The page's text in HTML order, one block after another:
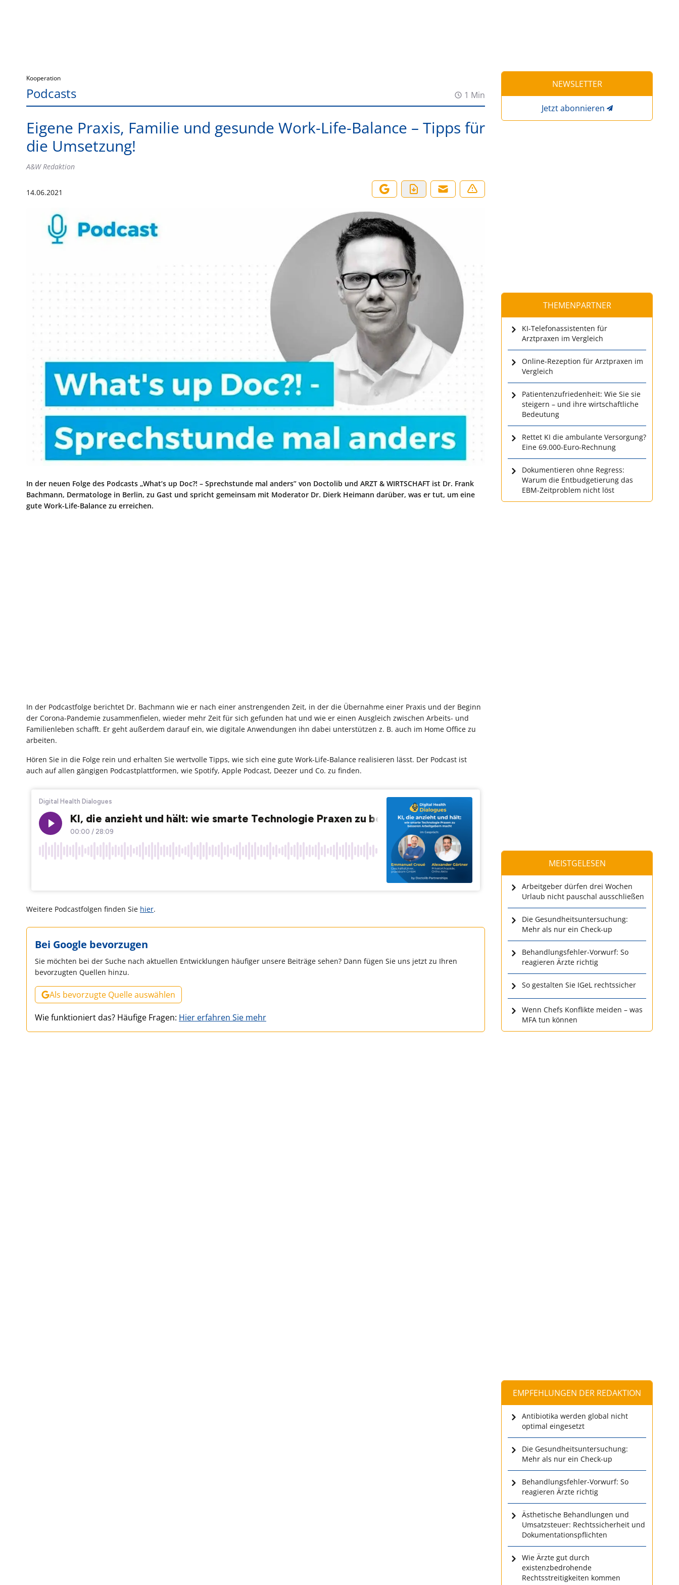
Kooperation
Podcasts 1 Min
Eigene Praxis, Familie und gesunde Work-Life-Balance – Tipps für
die Umsetzung!
A&W Redaktion
14.06.2021
In der neuen Folge des Podcasts „What’s up Doc?! – Sprechstunde mal anders” von Doctolib und ARZT & WIRTSCHAFT ist Dr. Frank
Bachmann, Dermatologe in Berlin, zu Gast und spricht gemeinsam mit Moderator Dr. Dierk Heimann darüber, was er tut, um eine
gute Work-Life-Balance zu erreichen.
In der Podcastfolge berichtet Dr. Bachmann wie er nach einer anstrengenden Zeit, in der die Übernahme einer Praxis und der Beginn
der Corona-Pandemie zusammenfielen, wieder mehr Zeit für sich gefunden hat und wie er einen Ausgleich zwischen Arbeits- und
Familienleben schafft. Er geht außerdem darauf ein, wie digitale Anwendungen ihn dabei unterstützen z. B. auch im Home Office zu
arbeiten.
Hören Sie in die Folge rein und erhalten Sie wertvolle Tipps, wie sich eine gute Work-Life-Balance realisieren lässt. Der Podcast ist
auch auf allen gängigen Podcastplattformen, wie Spotify, Apple Podcast, Deezer und Co. zu finden.
Weitere Podcastfolgen finden Sie hier.
Bei Google bevorzugen
Sie möchten bei der Suche nach aktuellen Entwicklungen häufiger unsere Beiträge sehen? Dann fügen Sie uns jetzt zu Ihren
bevorzugten Quellen hinzu.
Als bevorzugte Quelle auswählen
Wie funktioniert das? Häufige Fragen: Hier erfahren Sie mehr
NEWSLETTER
Jetzt abonnieren
THEMENPARTNER
KI-Telefonassistenten für
Arztpraxen im Vergleich
Online-Rezeption für Arztpraxen im
Vergleich
Patientenzufriedenheit: Wie Sie sie
steigern – und ihre wirtschaftliche
Bedeutung
Rettet KI die ambulante Versorgung?
Eine 69.000-Euro-Rechnung
Dokumentieren ohne Regress:
Warum die Entbudgetierung das
EBM-Zeitproblem nicht löst
MEISTGELESEN
Arbeitgeber dürfen drei Wochen
Urlaub nicht pauschal ausschließen
Die Gesundheitsuntersuchung:
Mehr als nur ein Check-up
Behandlungsfehler-Vorwurf: So
reagieren Ärzte richtig
So gestalten Sie IGeL rechtssicher
Wenn Chefs Konflikte meiden – was
MFA tun können
EMPFEHLUNGEN DER REDAKTION
Antibiotika werden global nicht
optimal eingesetzt
Die Gesundheitsuntersuchung:
Mehr als nur ein Check-up
Behandlungsfehler-Vorwurf: So
reagieren Ärzte richtig
Ästhetische Behandlungen und
Umsatzsteuer: Rechtssicherheit und
Dokumentationspflichten
Wie Ärzte gut durch
existenzbedrohende
Rechtsstreitigkeiten kommen